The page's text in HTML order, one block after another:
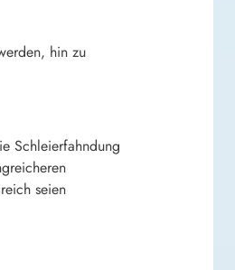
hin zu
Schleierfahndung
seien